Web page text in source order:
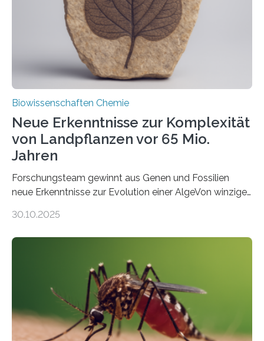
Funktionsfähigkeit der Organellen entscheidend ist. Die
Studie wurde am 28. Oktober 2025 in der
Fachzeitschrift…
Biowissenschaften Chemie
Neue Erkenntnisse zur Komplexität
von Landpflanzen vor 65 Mio.
Jahren
Forschungsteam gewinnt aus Genen und Fossilien
neue Erkenntnisse zur Evolution einer AlgeVon winzigen
Landpflanzen zählen zu den komplexesten
Grünalgen, die vor Hunderten von Millionen Jahren
lebten. Unter den Vorfahren sticht eine Gruppe heraus,
die noch heute in der Natur vorkommt: die
Süßwasseralge Coleochaetophyceae. Einige Arten
dieser Gruppe bilden aus Zellfäden dichte Geflechte
mit scheibenförmiger Gestalt. Was auffällig ist: Die
30.10.2025